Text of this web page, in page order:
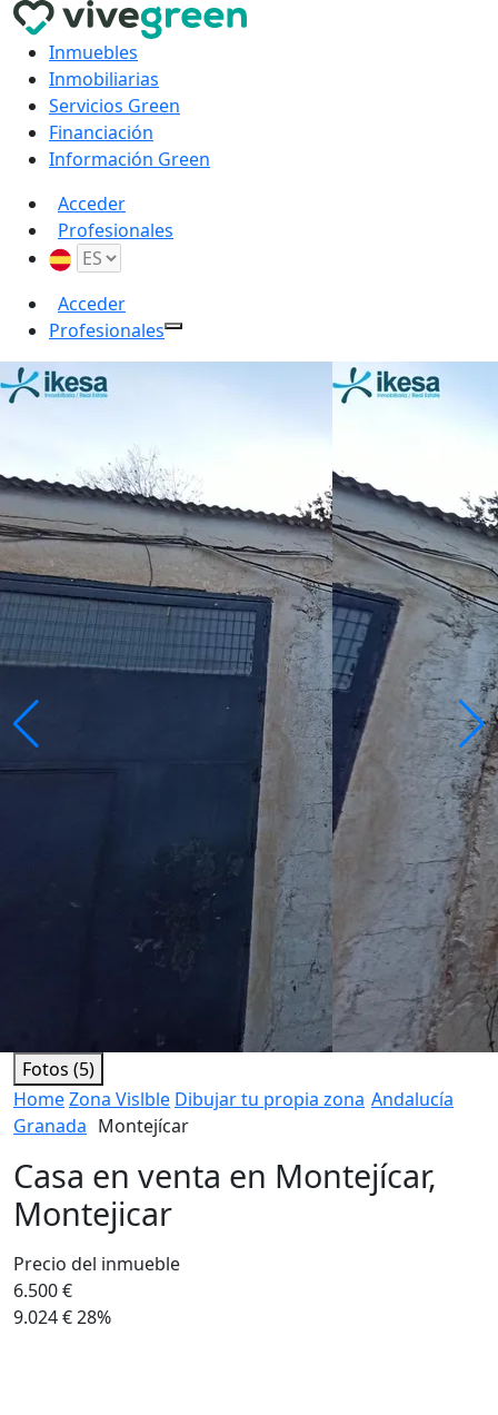
Inmuebles
Inmobiliarias
Servicios Green
Financiación
Información Green
Acceder
Profesionales
Acceder
Profesionales
Fotos (5)
HomeZona Vislble Dibujar tu propia zona Andalucía
Granada Montejícar
Casa en venta en Montejícar,
Montejicar
Precio del inmueble
6.500 €
9.024 €28%